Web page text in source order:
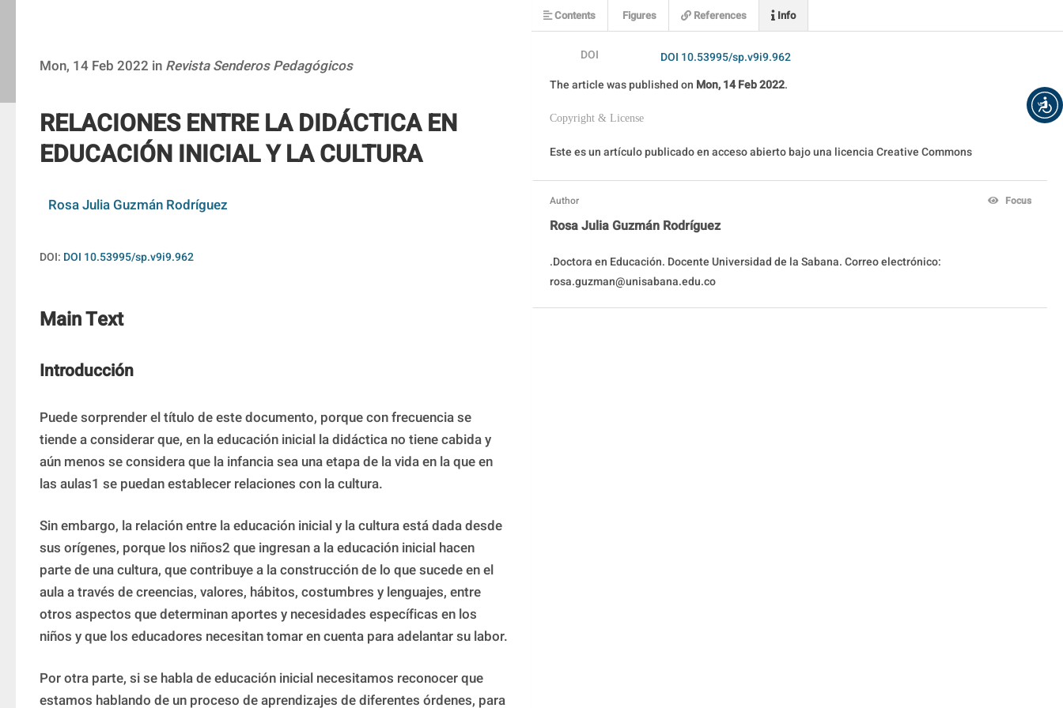
Mon, 14 Feb 2022 in Revista Senderos Pedagógicos
RELACIONES ENTRE LA DIDÁCTICA EN
EDUCACIÓN INICIAL Y LA CULTURA
Rosa Julia Guzmán Rodríguez
DOI: DOI 10.53995/sp.v9i9.962
Main Text
Introducción
Puede sorprender el título de este documento, porque con frecuencia se
tiende a considerar que, en la educación inicial la didáctica no tiene cabida y
aún menos se considera que la infancia sea una etapa de la vida en la que en
las aulas1 se puedan establecer relaciones con la cultura.
Sin embargo, la relación entre la educación inicial y la cultura está dada desde
sus orígenes, porque los niños2 que ingresan a la educación inicial hacen
parte de una cultura, que contribuye a la construcción de lo que sucede en el
aula a través de creencias, valores, hábitos, costumbres y lenguajes, entre
otros aspectos que determinan aportes y necesidades específicas en los
niños y que los educadores necesitan tomar en cuenta para adelantar su labor.
Por otra parte, si se habla de educación inicial necesitamos reconocer que
estamos hablando de un proceso de aprendizajes de diferentes órdenes, para
DOI
DOI 10.53995/sp.v9i9.962
The article waspublished on Mon, 14 Feb 2022.
Copyright & License
Este es un artículo publicado en acceso abierto bajo una licencia Creative Commons
Author Focus
Rosa Julia Guzmán Rodríguez
.Doctora en Educación. Docente Universidad de la Sabana. Correo electrónico:
rosa.guzman@unisabana.edu.co
Contents Figures References Info